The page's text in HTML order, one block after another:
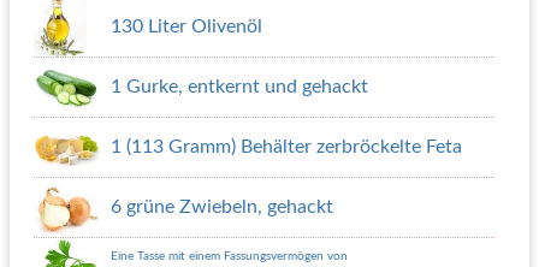
130 Liter Olivenöl
1 Gurke, entkernt und gehackt
1 (113 Gramm) Behälter zerbröckelte Feta
6 grüne Zwiebeln, gehackt
Eine Tasse mit einem Fassungsvermögen von